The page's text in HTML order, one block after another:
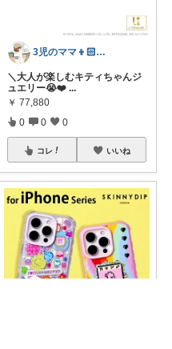
3児のママ👦🏻👦🏻👧🏻
＼大人が楽しむキティちゃんジ
ュエリー😭❤️ ...
￥ 77,880
0 0 0
コレ いいね